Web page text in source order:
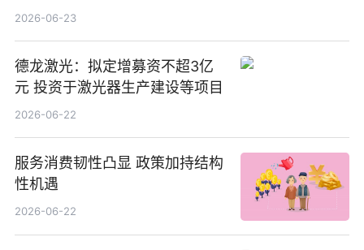
2026-06-23
德龙激光：拟定增募资不超3亿
元 投资于激光器生产建设等项目
2026-06-22
服务消费韧性凸显 政策加持结构
性机遇
2026-06-22